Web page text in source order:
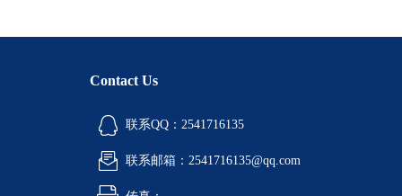
Contact Us
联系QQ：2541716135
联系邮箱：2541716135@qq.com